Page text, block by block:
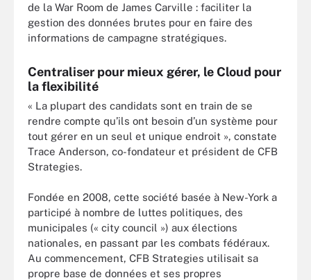
de la War Room de James Carville : faciliter la
gestion des données brutes pour en faire des
informations de campagne stratégiques.
Centraliser pour mieux gérer, le Cloud pour
la flexibilité
« La plupart des candidats sont en train de se
rendre compte qu’ils ont besoin d’un système pour
tout gérer en un seul et unique endroit », constate
Trace Anderson, co-fondateur et président de CFB
Strategies.
Fondée en 2008, cette société basée à New-York a
participé à nombre de luttes politiques, des
municipales (« city council ») aux élections
nationales, en passant par les combats fédéraux.
Au commencement, CFB Strategies utilisait sa
propre base de données et ses propres